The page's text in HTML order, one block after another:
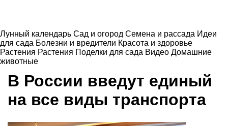
Лунный календарь Сад и огород Семена и рассада Идеи
для сада Болезни и вредители Красота и здоровье
Растения Растения Поделки для сада Видео Домашние
животные
В России введут единый
на все виды транспорта